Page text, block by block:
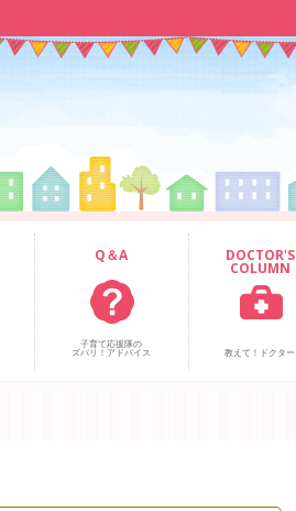
Q＆A
子育て応援隊の
ズバリ！アドバイス
DOCTOR'S
COLUMN
教えて！ドクター